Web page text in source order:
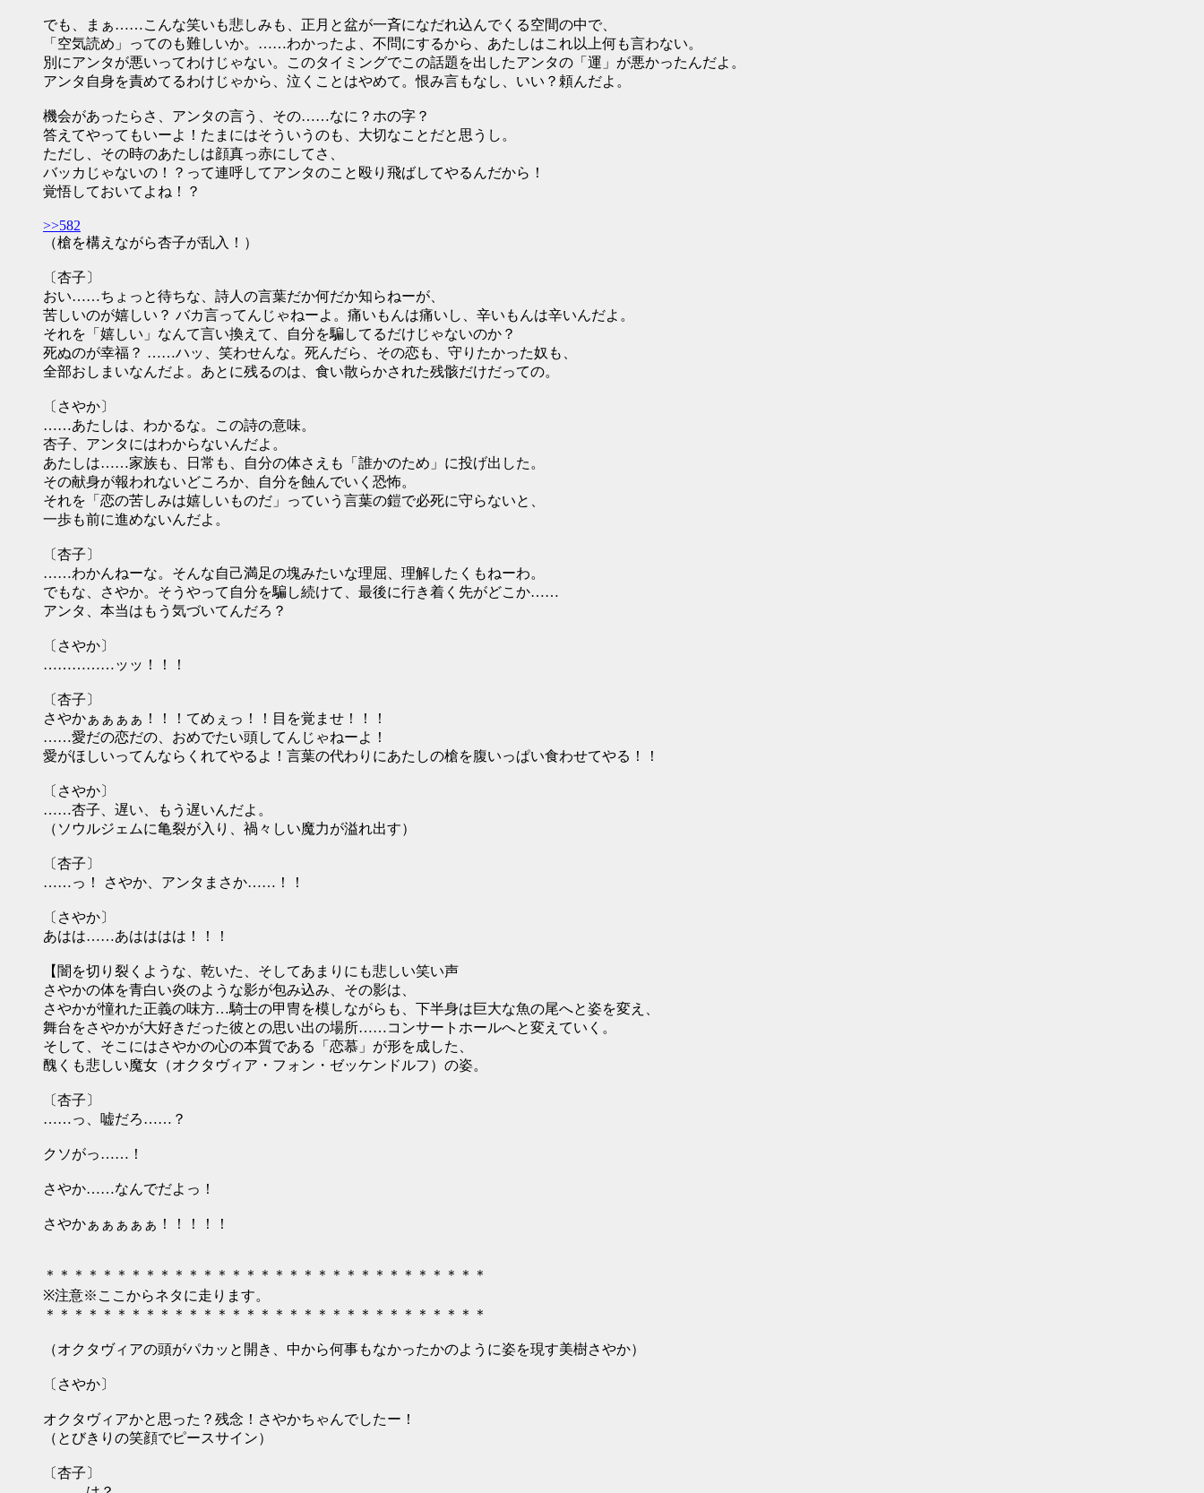
でも、まぁ……こんな笑いも悲しみも、正月と盆が一斉になだれ込んでくる空間の中で、
「空気読め」ってのも難しいか。……わかったよ、不問にするから、あたしはこれ以上何も言わない。
別にアンタが悪いってわけじゃない。このタイミングでこの話題を出したアンタの「運」が悪かったんだよ。
アンタ自身を責めてるわけじゃから、泣くことはやめて。恨み言もなし、いい？頼んだよ。
機会があったらさ、アンタの言う、その……なに？ホの字？
答えてやってもいーよ！たまにはそういうのも、大切なことだと思うし。
ただし、その時のあたしは顔真っ赤にしてさ、
バッカじゃないの！？って連呼してアンタのこと殴り飛ばしてやるんだから！
覚悟しておいてよね！？
>>582
（槍を構えながら杏子が乱入！）
〔杏子〕
おい……ちょっと待ちな、詩人の言葉だか何だか知らねーが、
苦しいのが嬉しい？ バカ言ってんじゃねーよ。痛いもんは痛いし、辛いもんは辛いんだよ。
それを「嬉しい」なんて言い換えて、自分を騙してるだけじゃないのか？
死ぬのが幸福？ ……ハッ、笑わせんな。死んだら、その恋も、守りたかった奴も、
全部おしまいなんだよ。あとに残るのは、食い散らかされた残骸だけだっての。
〔さやか〕
……あたしは、わかるな。この詩の意味。
杏子、アンタにはわからないんだよ。
あたしは……家族も、日常も、自分の体さえも「誰かのため」に投げ出した。
その献身が報われないどころか、自分を蝕んでいく恐怖。
それを「恋の苦しみは嬉しいものだ」っていう言葉の鎧で必死に守らないと、
一歩も前に進めないんだよ。
〔杏子〕
……わかんねーな。そんな自己満足の塊みたいな理屈、理解したくもねーわ。
でもな、さやか。そうやって自分を騙し続けて、最後に行き着く先がどこか……
アンタ、本当はもう気づいてんだろ？
〔さやか〕
……………ッッ！！！
〔杏子〕
さやかぁぁぁぁ！！！てめぇっ！！目を覚ませ！！！
……愛だの恋だの、おめでたい頭してんじゃねーよ！
愛がほしいってんならくれてやるよ！言葉の代わりにあたしの槍を腹いっぱい食わせてやる！！
〔さやか〕
……杏子、遅い、もう遅いんだよ。
（ソウルジェムに亀裂が入り、禍々しい魔力が溢れ出す）
〔杏子〕
……っ！ さやか、アンタまさか……！！
〔さやか〕
あはは……あはははは！！！
【闇を切り裂くような、乾いた、そしてあまりにも悲しい笑い声
さやかの体を青白い炎のような影が包み込み、その影は、
さやかが憧れた正義の味方…騎士の甲冑を模しながらも、下半身は巨大な魚の尾へと姿を変え、
舞台をさやかが大好きだった彼との思い出の場所……コンサートホールへと変えていく。
そして、そこにはさやかの心の本質である「恋慕」が形を成した、
醜くも悲しい魔女（オクタヴィア・フォン・ゼッケンドルフ）の姿。
〔杏子〕
……っ、嘘だろ……？
クソがっ……！
さやか……なんでだよっ！
さやかぁぁぁぁぁ！！！！！
＊＊＊＊＊＊＊＊＊＊＊＊＊＊＊＊＊＊＊＊＊＊＊＊＊＊＊＊＊＊＊
※注意※ここからネタに走ります。
＊＊＊＊＊＊＊＊＊＊＊＊＊＊＊＊＊＊＊＊＊＊＊＊＊＊＊＊＊＊＊
（オクタヴィアの頭がパカッと開き、中から何事もなかったかのように姿を現す美樹さやか）
〔さやか〕
オクタヴィアかと思った？残念！さやかちゃんでしたー！
（とびきりの笑顔でピースサイン）
〔杏子〕